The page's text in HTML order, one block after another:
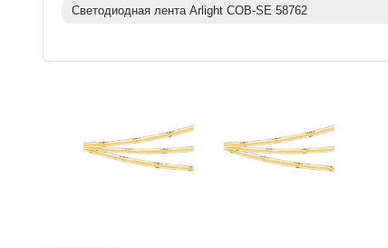
Светодиодная лента Arlight COB-SE 58762